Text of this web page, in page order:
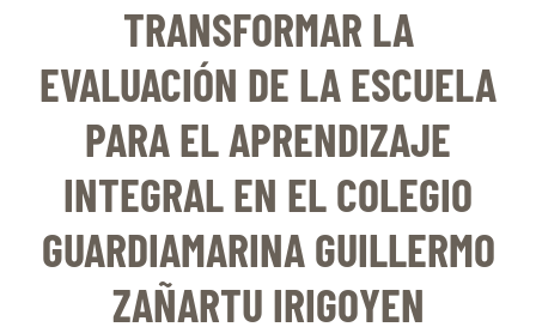
TRANSFORMAR LA
EVALUACIÓN DE LA ESCUELA
PARA EL APRENDIZAJE
INTEGRAL EN EL COLEGIO
GUARDIAMARINA GUILLERMO
ZAÑARTU IRIGOYEN